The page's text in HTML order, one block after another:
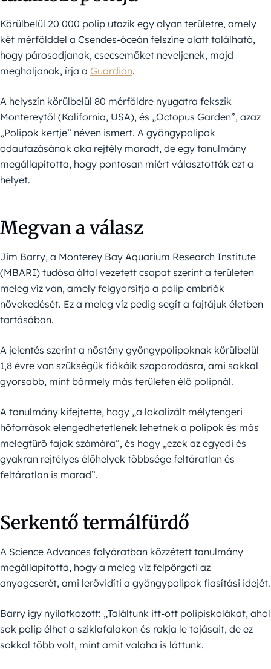
Körülbelül 20 000 polip utazik egy olyan területre, amely
két mérfölddel a Csendes-óceán felszíne alatt található,
hogy párosodjanak, csecsemőket neveljenek, majd
meghaljanak, írja a Guardian.
A helyszín körülbelül 80 mérföldre nyugatra fekszik
Montereytől (Kalifornia, USA), és „Octopus Garden”, azaz
„Polipok kertje” néven ismert. A gyöngypolipok
odautazásának oka rejtély maradt, de egy tanulmány
megállapította, hogy pontosan miért választották ezt a
helyet.
Megvan a válasz
Jim Barry, a Monterey Bay Aquarium Research Institute
(MBARI) tudósa által vezetett csapat szerint a területen
meleg víz van, amely felgyorsítja a polip embriók
növekedését. Ez a meleg víz pedig segít a fajtájuk életben
tartásában.
A jelentés szerint a nőstény gyöngypolipoknak körülbelül
1,8 évre van szükségük fiókáik szaporodásra, ami sokkal
gyorsabb, mint bármely más területen élő polipnál.
A tanulmány kifejtette, hogy „a lokalizált mélytengeri
hőforrások elengedhetetlenek lehetnek a polipok és más
melegtűrő fajok számára”, és hogy „ezek az egyedi és
gyakran rejtélyes élőhelyek többsége feltáratlan és
feltáratlan is marad”.
Serkentő termálfürdő
A Science Advances folyóratban közzétett tanulmány
megállapította, hogy a meleg víz felpörgeti az
anyagcserét, ami lerövidíti a gyöngypolipok fiasítási idejét.
Barry így nyilatkozott: „Találtunk itt-ott polipiskolákat, ahol
sok polip élhet a sziklafalakon és rakja le tojásait, de ez
sokkal több volt, mint amit valaha is láttunk.